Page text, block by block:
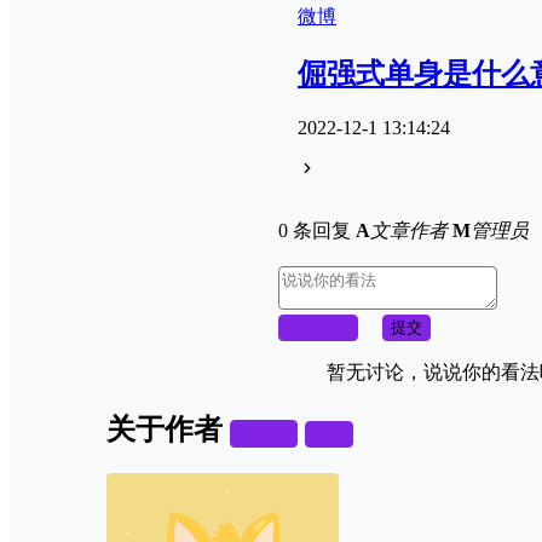
微博
倔强式单身是什么
2022-12-1 13:14:24
0 条回复 A文章作者 M管理员
提交
暂无讨论，说说你的看
关于作者